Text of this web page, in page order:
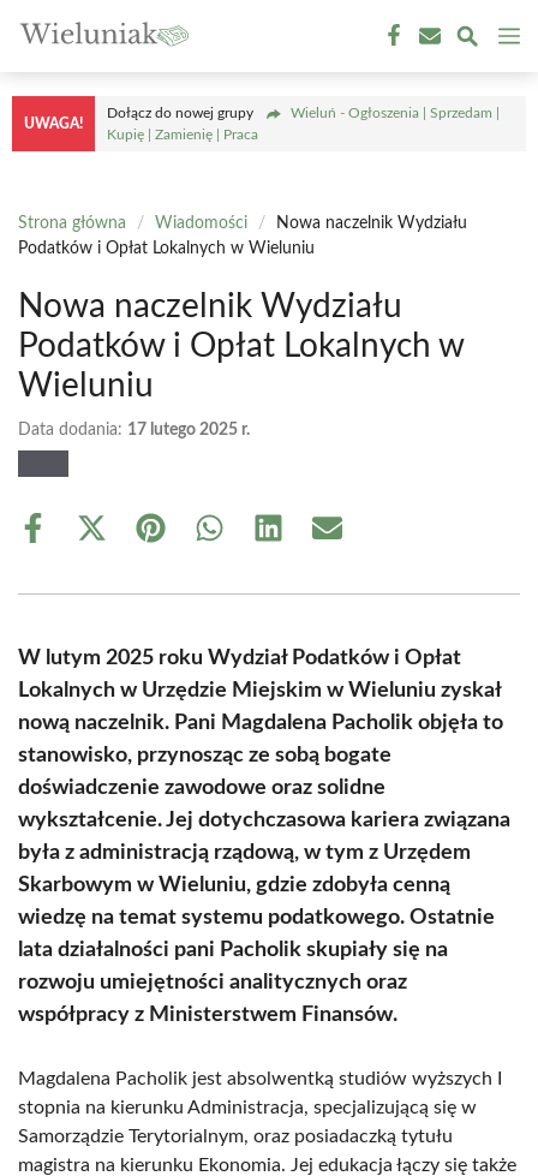
treści
UWAGA!
Dołącz do nowej grupy
Wieluń - Ogłoszenia | Sprzedam |
Kupię | Zamienię | Praca
Strona główna / Wiadomości /
Nowa naczelnik Wydziału
Podatków i Opłat Lokalnych w Wieluniu
Nowa naczelnik Wydziału
Podatków i Opłat Lokalnych w
Wieluniu
Data dodania: 17 lutego 2025 r.
Share
Share
(Twitter)
Share Share Share Share
W lutym 2025 roku Wydział Podatków i Opłat
Lokalnych w Urzędzie Miejskim w Wieluniu zyskał
nową naczelnik. Pani Magdalena Pacholik objęła to
stanowisko, przynosząc ze sobą bogate
doświadczenie zawodowe oraz solidne
wykształcenie. Jej dotychczasowa kariera związana
była z administracją rządową, w tym z Urzędem
Skarbowym w Wieluniu, gdzie zdobyła cenną
wiedzę na temat systemu podatkowego. Ostatnie
lata działalności pani Pacholik skupiały się na
rozwoju umiejętności analitycznych oraz
współpracy z Ministerstwem Finansów.
Magdalena Pacholik jest absolwentką studiów wyższych I
stopnia na kierunku Administracja, specjalizującą się w
Samorządzie Terytorialnym, oraz posiadaczką tytułu
magistra na kierunku Ekonomia. Jej edukacja łączy się także